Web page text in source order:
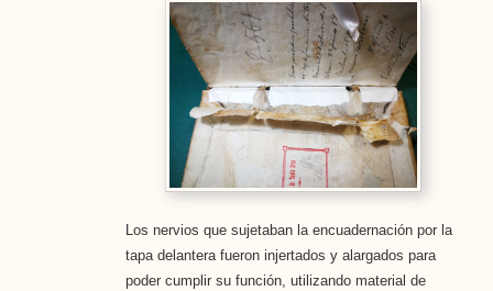
Los nervios que sujetaban la encuadernación por la
tapa delantera fueron injertados y alargados para
poder cumplir su función, utilizando material de